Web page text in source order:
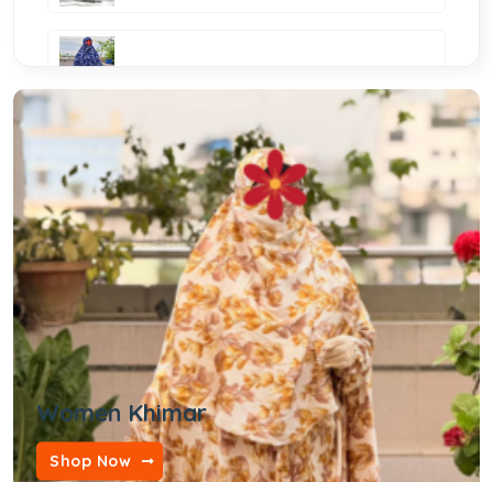
Combo Set
Kid's Fashion
Woman's Borka
Women Khimar
Shop Now